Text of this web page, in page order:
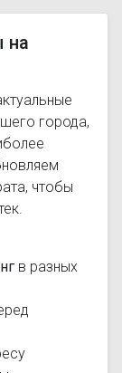
на
города,
чтобы
в разных